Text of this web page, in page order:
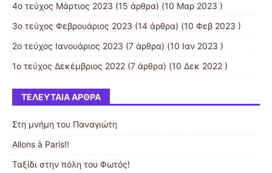
4ο τεύχος Μάρτιος 2023 (15 άρθρα) (10 Μαρ 2023 )
3ο τεύχος Φεβρουάριος 2023 (14 άρθρα) (10 Φεβ 2023 )
2ο τεύχος Ιανουάριος 2023 (7 άρθρα) (10 Ιαν 2023 )
1ο τεύχος Δεκέμβριος 2022 (7 άρθρα) (10 Δεκ 2022 )
ΤΕΛΕΥΤΑΊΑ ΆΡΘΡΑ
Στη μνήμη του Παναγιώτη
Allons à Paris!!
Ταξίδι στην πόλη του Φωτός!